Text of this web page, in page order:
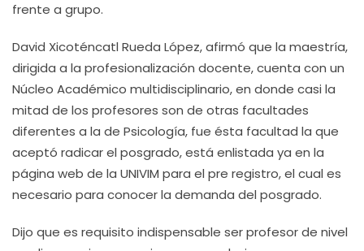
frente a grupo.
David Xicoténcatl Rueda López, afirmó que la maestría,
dirigida a la profesionalización docente, cuenta con un
Núcleo Académico multidisciplinario, en donde casi la
mitad de los profesores son de otras facultades
diferentes a la de Psicología, fue ésta facultad la que
aceptó radicar el posgrado, está enlistada ya en la
página web de la UNIVIM para el pre registro, el cual es
necesario para conocer la demanda del posgrado.
Dijo que es requisito indispensable ser profesor de nivel